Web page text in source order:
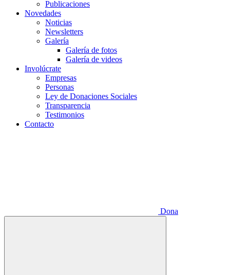
Publicaciones
Novedades
Noticias
Newsletters
Galería
Galería de fotos
Galería de videos
Involúcrate
Empresas
Personas
Ley de Donaciones Sociales
Transparencia
Testimonios
Contacto
Dona